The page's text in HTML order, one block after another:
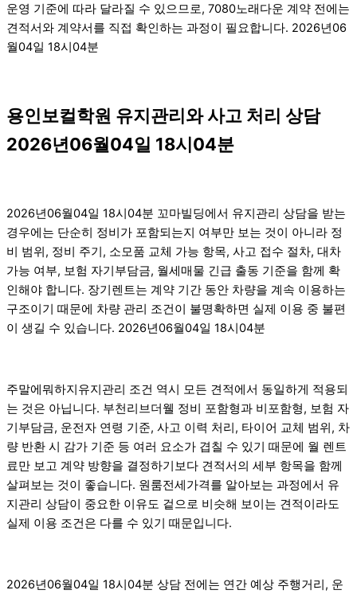
운영 기준에 따라 달라질 수 있으므로, 7080노래다운 계약 전에는
견적서와 계약서를 직접 확인하는 과정이 필요합니다. 2026년06
월04일 18시04분
용인보컬학원 유지관리와 사고 처리 상담
2026년06월04일 18시04분
2026년06월04일 18시04분 꼬마빌딩에서 유지관리 상담을 받는
경우에는 단순히 정비가 포함되는지 여부만 보는 것이 아니라 정
비 범위, 정비 주기, 소모품 교체 가능 항목, 사고 접수 절차, 대차
가능 여부, 보험 자기부담금, 월세매물 긴급 출동 기준을 함께 확
인해야 합니다. 장기렌트는 계약 기간 동안 차량을 계속 이용하는
구조이기 때문에 차량 관리 조건이 불명확하면 실제 이용 중 불편
이 생길 수 있습니다. 2026년06월04일 18시04분
주말에뭐하지유지관리 조건 역시 모든 견적에서 동일하게 적용되
는 것은 아닙니다. 부천리브더웰 정비 포함형과 비포함형, 보험 자
기부담금, 운전자 연령 기준, 사고 이력 처리, 타이어 교체 범위, 차
량 반환 시 감가 기준 등 여러 요소가 겹칠 수 있기 때문에 월 렌트
료만 보고 계약 방향을 결정하기보다 견적서의 세부 항목을 함께
살펴보는 것이 좋습니다. 원룸전세가격를 알아보는 과정에서 유
지관리 상담이 중요한 이유도 겉으로 비슷해 보이는 견적이라도
실제 이용 조건은 다를 수 있기 때문입니다.
2026년06월04일 18시04분 상담 전에는 연간 예상 주행거리, 운